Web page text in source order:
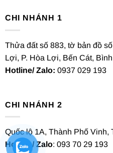
CHI NHÁNH 1
Thửa đất số 883, tờ bản đồ
Lợi, P. Hòa Lợi, Bến Cát,
Hotline/ Zalo: 0937 029 193
CHI NHÁNH 2
Quốc lộ 1A, Thành Phố Vinh,
Hotline/ Zalo: 093 70 29 193